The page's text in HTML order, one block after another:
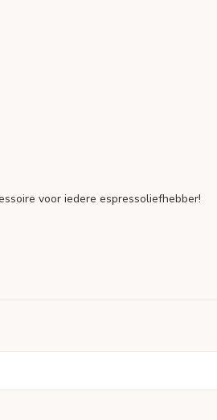
voor iedere espressoliefhebber!